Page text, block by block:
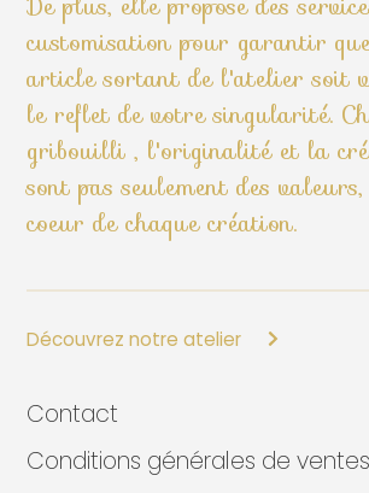
customisation pour garantir
article sortant de l'atelier soit
le reflet de votre singularité.
gribouilli , l'originalité et la
sont pas seulement des
coeur de chaque création.
Découvrez notre atelier
Contact
Conditions générales de ventes